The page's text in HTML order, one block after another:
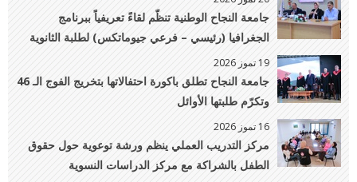
والهندسة الزراعية
جامعة النجاح الوطنية تنظّم لقاءً تعريفياً ببرنامج
الجغرافيا (رئيسي – فرعي جيوماتكس) لطلبة الثانوية
العامة وذويهم
19 تموز 2026
جامعة النجاح تطلق باكورة احتفالاتها بتخريج الفوج الـ 46
وتكرّم طلبتها الأوائل
16 تموز 2026
مركز التدريب العملي ينظم ورشة توعوية حول حقوق
الطفل بالشراكة مع مركز الدراسات النسوية